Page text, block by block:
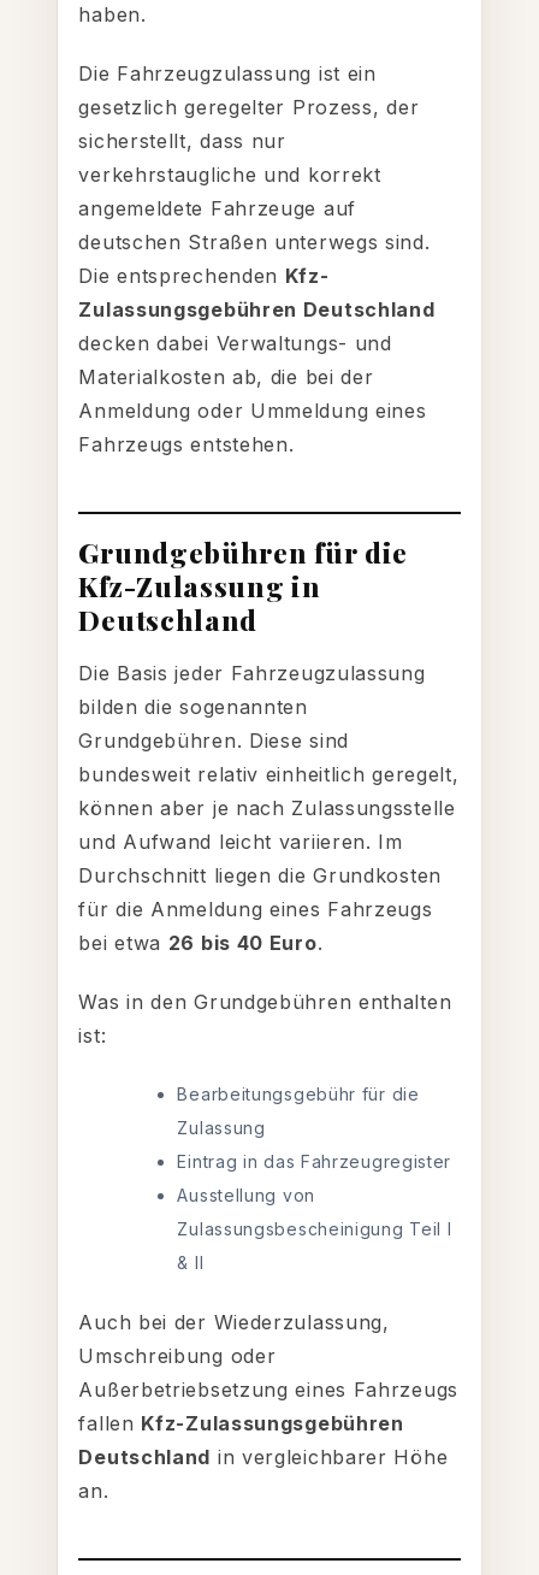
haben.
Die Fahrzeugzulassung ist ein
gesetzlich geregelter Prozess, der
sicherstellt, dass nur
verkehrstaugliche und korrekt
angemeldete Fahrzeuge auf
deutschen Straßen unterwegs sind.
Die entsprechenden Kfz-
Zulassungsgebühren Deutschland
decken dabei Verwaltungs- und
Materialkosten ab, die bei der
Anmeldung oder Ummeldung eines
Fahrzeugs entstehen.
Grundgebühren für die
Kfz-Zulassung in
Deutschland
Die Basis jeder Fahrzeugzulassung
bilden die sogenannten
Grundgebühren. Diese sind
bundesweit relativ einheitlich geregelt,
können aber je nach Zulassungsstelle
und Aufwand leicht variieren. Im
Durchschnitt liegen die Grundkosten
für die Anmeldung eines Fahrzeugs
bei etwa 26 bis 40 Euro.
Was in den Grundgebühren enthalten
ist:
Bearbeitungsgebühr für die
Zulassung
Eintrag in das Fahrzeugregister
Ausstellung von
Zulassungsbescheinigung Teil I
& II
Auch bei der Wiederzulassung,
Umschreibung oder
Außerbetriebsetzung eines Fahrzeugs
fallen Kfz-Zulassungsgebühren
Deutschland in vergleichbarer Höhe
an.